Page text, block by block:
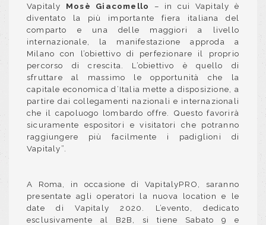
Vapitaly Mosè Giacomello
– in cui Vapitaly è
diventato la più importante fiera italiana del
comparto e una delle maggiori a livello
internazionale, la manifestazione approda a
Milano con l’obiettivo di perfezionare il proprio
percorso di crescita. L’obiettivo è quello di
sfruttare al massimo le opportunità che la
capitale economica d’Italia mette a disposizione, a
partire dai collegamenti nazionali e internazionali
che il capoluogo lombardo offre. Questo favorirà
sicuramente espositori e visitatori che potranno
raggiungere più facilmente i padiglioni di
Vapitaly”.
A Roma, in occasione di VapitalyPRO, saranno
presentate agli operatori la nuova location e le
date di Vapitaly 2020. L’evento, dedicato
esclusivamente al B2B, si tiene Sabato 9 e